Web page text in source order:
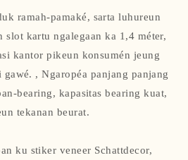
ramah-pamaké, sarta luhureun
slot kartu ngalegaan ka 1,4 méter,
kantor pikeun konsumén jeung
, Ngaropéa panjang panjang
bearing, kapasitas bearing kuat,
tekanan beurat.
ku stiker veneer Schattdecor,